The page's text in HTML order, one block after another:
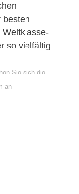
besten
Weltklasse-
so vielfältig
Sie sich die
an